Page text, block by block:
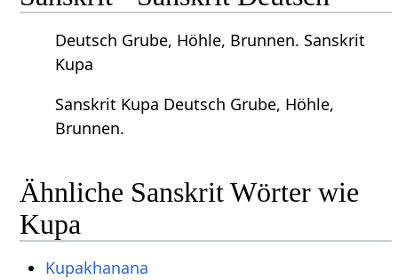
Deutsch Grube, Höhle, Brunnen. Sanskrit
Kupa
Sanskrit Kupa Deutsch Grube, Höhle,
Brunnen.
Ähnliche Sanskrit Wörter wie
Kupa
Kupakhanana